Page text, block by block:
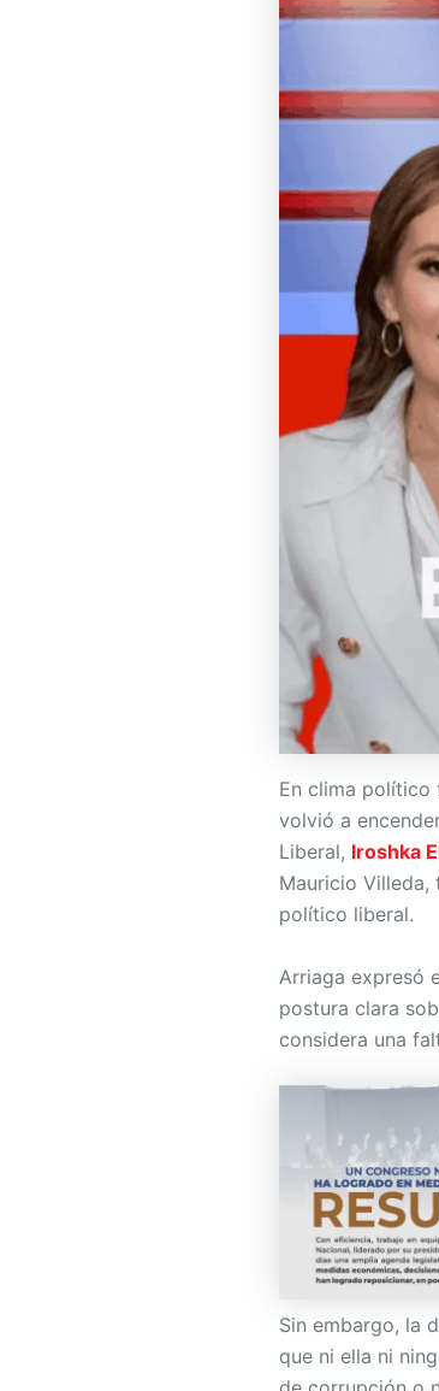
En clima político
volvió a
Liberal, Iroshka
Mauricio Villeda,
político liberal.
Arriaga expresó
postura clara
considera una
Sin embargo, la
que ni ella ni